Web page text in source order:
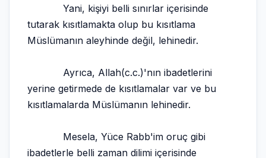
Yani, kişiyi belli sınırlar içerisinde
tutarak kısıtlamakta olup bu kısıtlama
Müslümanın aleyhinde değil, lehinedir.
Ayrıca, Allah(c.c.)'nın ibadetlerini
yerine getirmede de kısıtlamalar var ve bu
kısıtlamalarda Müslümanın lehinedir.
Mesela, Yüce Rabb'im oruç gibi
ibadetlerle belli zaman dilimi içerisinde